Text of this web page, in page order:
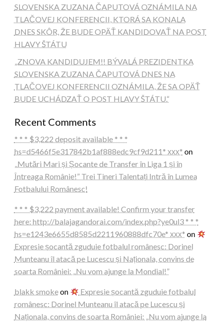
SLOVENSKA ZUZANA ČAPUTOVÁ OZNÁMILA NA
TLAČOVEJ KONFERENCII, KTORÁ SA KONALA
DNES SKÔR, ŽE BUDE OPÄŤ KANDIDOVAŤ NA POST
HLAVY ŠTÁTU
„ZNOVA KANDIDUJEM!! BÝVALÁ PREZIDENTKA
SLOVENSKA ZUZANA ČAPUTOVÁ DNES NA
TLAČOVEJ KONFERENCII OZNÁMILA, ŽE SA OPÄŤ
BUDE UCHÁDZAŤ O POST HLAVY ŠTÁTU.“
Recent Comments
* * * $3,222 deposit available * * *
hs=d5466f5e317842b1af888edc9cf9d211* ххх* on
„Mutări Mari și Șocante de Transfer în Liga 1 și în
Întreaga Românie!” Trei Tineri Talentați Intră în Lumea
Fotbalului Românesc!
* * * $3,222 payment available! Confirm your transfer
here: http://balajagandorai.com/index.php?ye0ul3 * * *
hs=e1243e6655d8585d2211960888dfc70e* ххх* on
Expresie șocantă zguduie fotbalul românesc: Dorinel
Munteanu îl atacă pe Lucescu și Naționala, convins de
soarta României: „Nu vom ajunge la Mondial!”
blakk smokeon
Expresie șocantă zguduie fotbalul
românesc: Dorinel Munteanu îl atacă pe Lucescu și
Naționala, convins de soarta României: „Nu vom ajunge la